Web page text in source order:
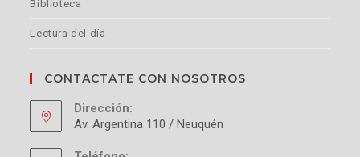
Biblioteca
Lectura del día
CONTACTATE CON NOSOTROS
Dirección:
Av. Argentina 110 / Neuquén